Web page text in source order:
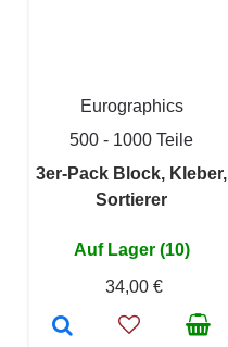
Eurographics
500 - 1000 Teile
3er-Pack Block, Kleber,
Sortierer
Auf Lager (10)
34,00 €